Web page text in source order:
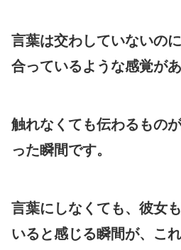
言葉は交わしていないの
合っているような感覚があ
触れなくても伝わるもの
った瞬間です。
言葉にしなくても、彼女
いると感じる瞬間が、こ